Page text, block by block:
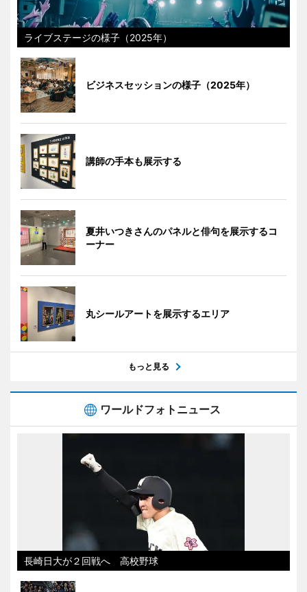
ライブステージの様子（2025年）
ビジネスセッションの様子（2025年）
講師の手本も展示する
夏井いつきさんのパネルと俳句を展示するコ
ーナー
丸シールアートを展示するエリア
もっと見る
ワールドフォトニュース
長崎日大が２回戦へ 高校野球